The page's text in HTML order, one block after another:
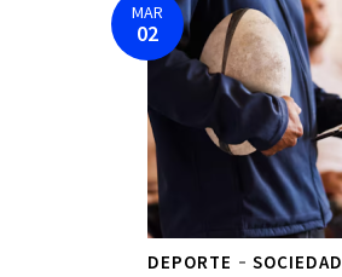
MAR
02
DEPORTE SOCIEDAD